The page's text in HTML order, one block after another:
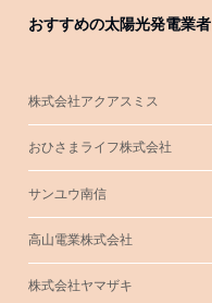
おすすめの太陽光発電業者
株式会社アクアスミス
おひさまライフ株式会社
サンユウ南信
高山電業株式会社
株式会社ヤマザキ